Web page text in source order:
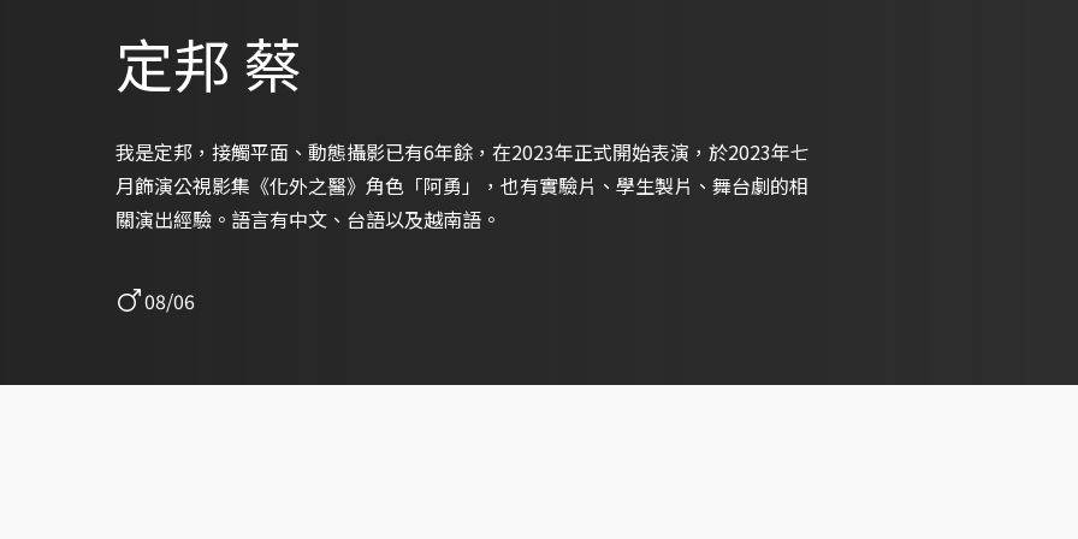
定邦 蔡
我是定邦，接觸平面、動態攝影已有6年餘，在2023年正式開始表演，於2023年七
月飾演公視影集《化外之醫》角色「阿勇」，也有實驗片、學生製片、舞台劇的相
關演出經驗。語言有中文、台語以及越南語。
08/06